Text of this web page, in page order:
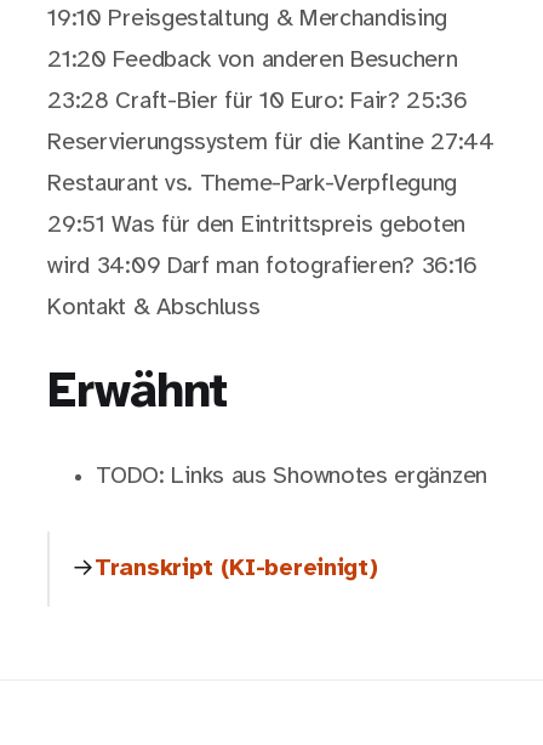
19:10 Preisgestaltung & Merchandising
21:20 Feedback von anderen Besuchern
23:28 Craft-Bier für 10 Euro: Fair? 25:36
Reservierungssystem für die Kantine 27:44
Restaurant vs. Theme-Park-Verpflegung
29:51 Was für den Eintrittspreis geboten
wird 34:09 Darf man fotografieren? 36:16
Kontakt & Abschluss
Erwähnt
TODO: Links aus Shownotes ergänzen
Transkript (KI-bereinigt)